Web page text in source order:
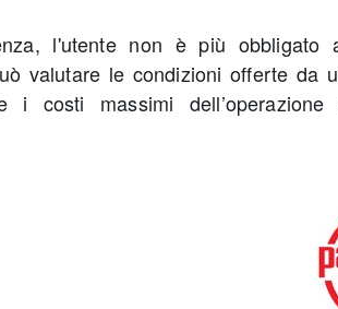
l'utente non è più obbligato
valutare le condizioni offerte da
i costi massimi